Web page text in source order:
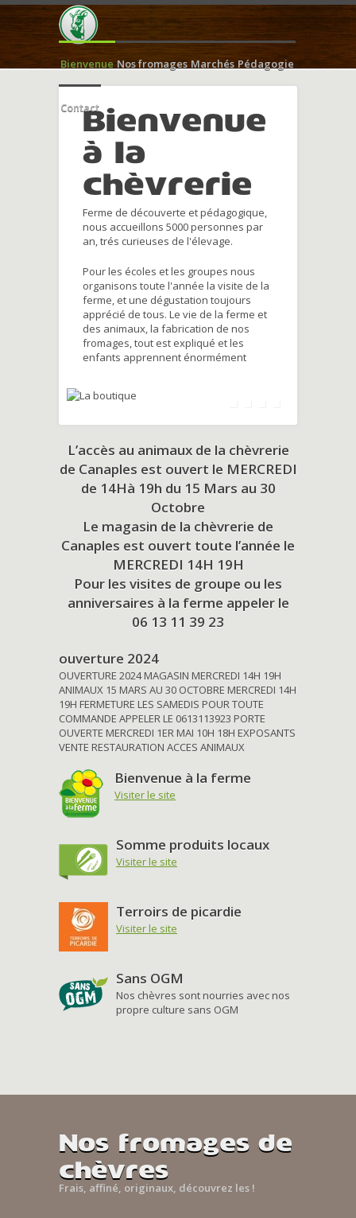
Bienvenue Nos fromages Marchés Pédagogie
ContactBienvenue
à la
chèvrerie
Ferme de découverte et pédagogique,
nous accueillons 5000 personnes par
an, trés curieuses de l'élevage.
Pour les écoles et les groupes nous
organisons toute l'année la visite de la
ferme, et une dégustation toujours
apprécié de tous. Le vie de la ferme et
des animaux, la fabrication de nos
fromages, tout est expliqué et les
enfants apprennent énormément
L’accès au animaux de la chèvrerie
de Canaples est ouvert le MERCREDI
de 14Hà 19h du 15 Mars au 30
Octobre
Le magasin de la chèvrerie de
Canaples est ouvert toute l’année le
MERCREDI 14H 19H
Pour les visites de groupe ou les
anniversaires à la ferme appeler le
06 13 11 39 23
ouverture 2024
OUVERTURE 2024 MAGASIN MERCREDI 14H 19H
ANIMAUX 15 MARS AU 30 OCTOBRE MERCREDI 14H
19H FERMETURE LES SAMEDIS POUR TOUTE
COMMANDE APPELER LE 0613113923 PORTE
OUVERTE MERCREDI 1ER MAI 10H 18H EXPOSANTS
VENTE RESTAURATION ACCES ANIMAUX
Bienvenue à la ferme
Visiter le site
Somme produits locaux
Visiter le site
Terroirs de picardie
Visiter le site
Sans OGM
Nos chèvres sont nourries avec nos
propre culture sans OGM
Nos fromages de
chèvres
Frais, affiné, originaux, découvrez les !